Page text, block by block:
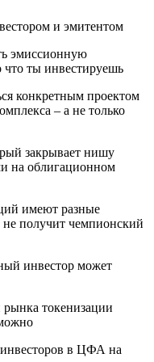
и эмитентом
эмиссионную
ты инвестируешь
конкретным проектом
– а не только
закрывает нишу
на облигационном
имеют разные
не получит чемпионский
инвестор может
рынка токенизации
в ЦФА на